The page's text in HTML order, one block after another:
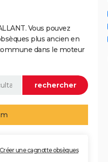
Vous pouvez
plus ancien en
dans le moteur
Créer une cagnotte obsèques